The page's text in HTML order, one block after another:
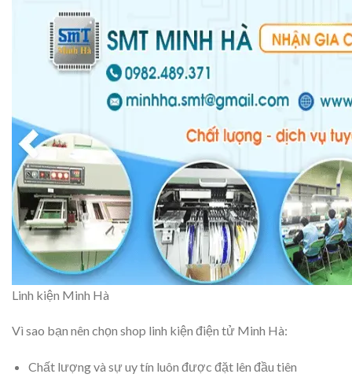
Linh kiện Minh Hà
Vì sao bạn nên chọn shop linh kiện điện tử Minh Hà:
Chất lượng và sự uy tín luôn được đặt lên đầu tiên